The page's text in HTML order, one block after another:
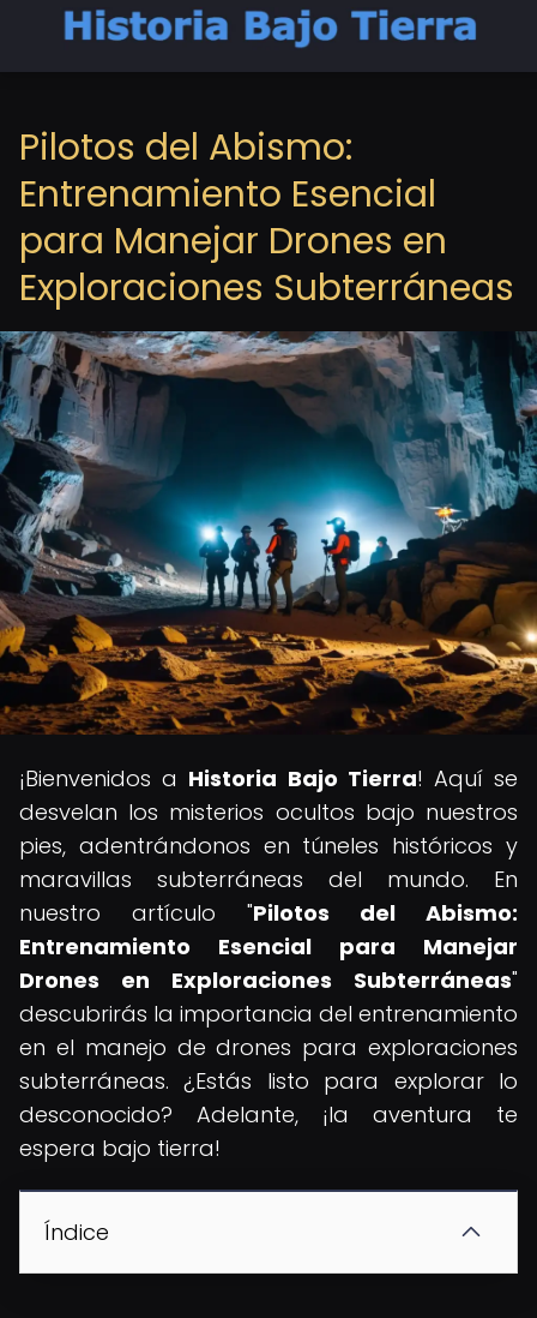
Pilotos del Abismo:
Entrenamiento Esencial
para Manejar Drones en
Exploraciones Subterráneas
¡Bienvenidos a Historia Bajo Tierra! Aquí se
desvelan los misterios ocultos bajo nuestros
pies, adentrándonos en túneles históricos y
maravillas subterráneas del mundo. En
nuestro artículo "Pilotos del Abismo:
Entrenamiento Esencial para Manejar
Drones en Exploraciones Subterráneas"
descubrirás la importancia del entrenamiento
en el manejo de drones para exploraciones
subterráneas. ¿Estás listo para explorar lo
desconocido? Adelante, ¡la aventura te
espera bajo tierra!
Índice